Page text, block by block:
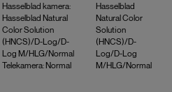
Hasselblad kamera:
Hasselblad Natural
Color Solution
(HNCS)/D-Log/D-
Log M/HLG/Normal
Telekamera: Normal
Hasselblad
Natural Color
Solution
(HNCS)/D-
Log/D-Log
M/HLG/Normal